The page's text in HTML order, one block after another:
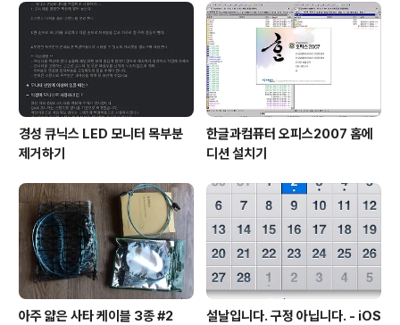
경성 큐닉스 LED 모니터 목부분
제거하기
한글과컴퓨터 오피스2007 홈에
디션 설치기
아주 얇은 사타 케이블 3종 #2
설날입니다. 구정 아닙니다. - iOS